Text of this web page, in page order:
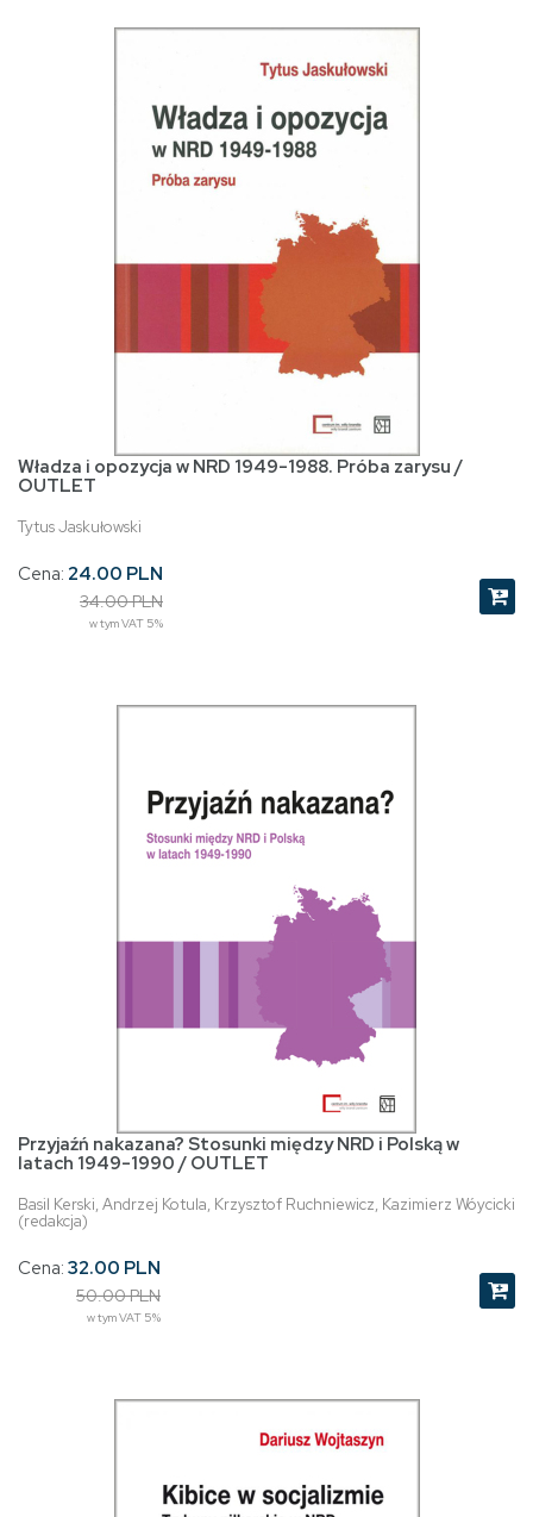
Władza i opozycja w NRD 1949-1988. Próba zarysu /
OUTLET
Tytus Jaskułowski
Cena: 24.00 PLN
34.00 PLN
w tym VAT 5%
Przyjaźń nakazana? Stosunki między NRD i Polską w
latach 1949-1990 / OUTLET
Basil Kerski, Andrzej Kotula, Krzysztof Ruchniewicz, Kazimierz Wóycicki
(redakcja)
Cena: 32.00 PLN
50.00 PLN
w tym VAT 5%